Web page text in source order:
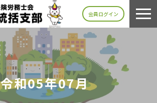
会員ログイン
令和05年07月